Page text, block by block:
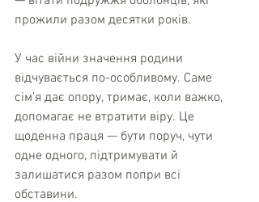
прожили разом десятки років.
У час війни значення родини
відчувається по-особливому. Саме
сім’я дає опору, тримає, коли важко,
допомагає не втратити віру. Це
щоденна праця — бути поруч, чути
одне одного, підтримувати й
залишатися разом попри всі
обставини.